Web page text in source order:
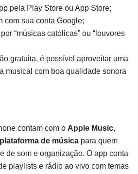
pela Play Store ou App Store;
com sua conta Google;
“músicas católicas” ou “louvores
gratuita, é possível aproveitar uma
musical com boa qualidade sonora
contam com o Apple Music,
plataforma de música para quem
de som e organização. O app conta
playlists e rádio ao vivo com temas